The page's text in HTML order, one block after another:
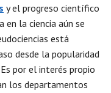
y el progreso científico
en la ciencia aún se
está
desde la popularidad
por el interés propio
los departamentos